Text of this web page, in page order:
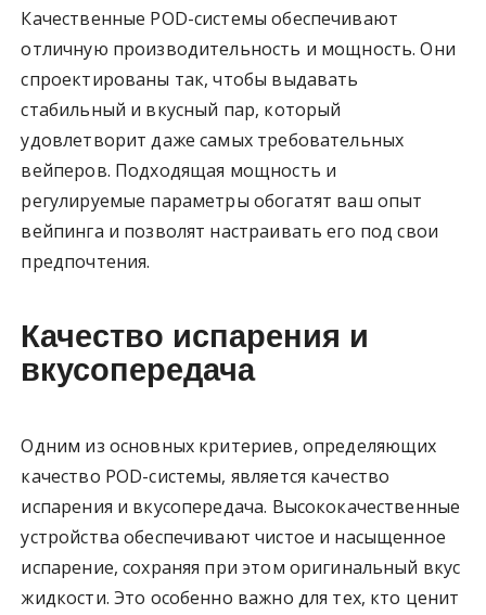
Качественные POD-системы обеспечивают
отличную производительность и мощность. Они
спроектированы так, чтобы выдавать
стабильный и вкусный пар, который
удовлетворит даже самых требовательных
вейперов. Подходящая мощность и
регулируемые параметры обогатят ваш опыт
вейпинга и позволят настраивать его под свои
предпочтения.
Качество испарения и
вкусопередача
Одним из основных критериев, определяющих
качество POD-системы, является качество
испарения и вкусопередача. Высококачественные
устройства обеспечивают чистое и насыщенное
испарение, сохраняя при этом оригинальный вкус
жидкости. Это особенно важно для тех, кто ценит